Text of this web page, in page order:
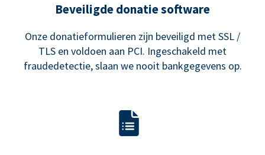
Beveiligde donatie software
Onze donatieformulieren zijn beveiligd met SSL /
TLS en voldoen aan PCI. Ingeschakeld met
fraudedetectie, slaan we nooit bankgegevens op.